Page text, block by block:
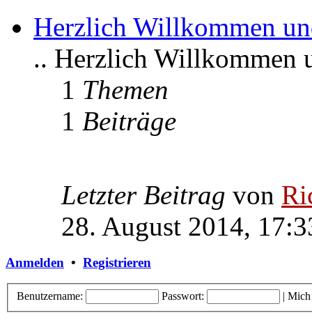
Herzlich Willkommen
.. Herzlich Willkommen
1 Themen
1 Beiträge
Letzter Beitrag von
28. August 2014,
Anmelden • Registrieren
Benutzername: Passwort: | Mich